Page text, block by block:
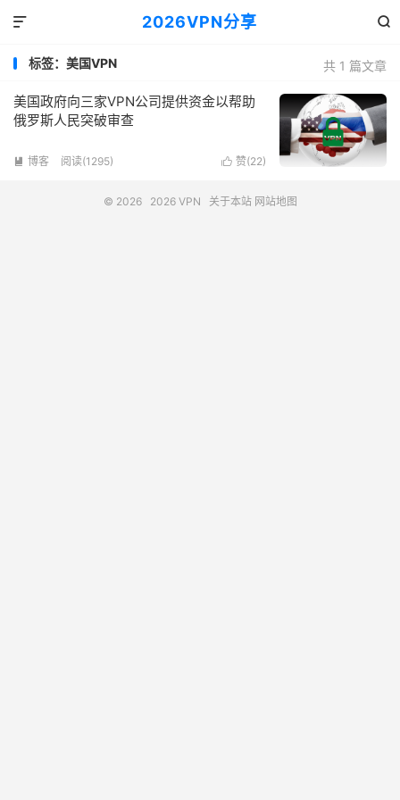
2026VPN分享 

共 1 篇文章
标签：美国VPN
美国政府向三家VPN公司提供资金以帮助
俄罗斯人民突破审查
 赞(22)
 博客 阅读(1295)
© 2026 2026 VPN 关于本站 网站地图